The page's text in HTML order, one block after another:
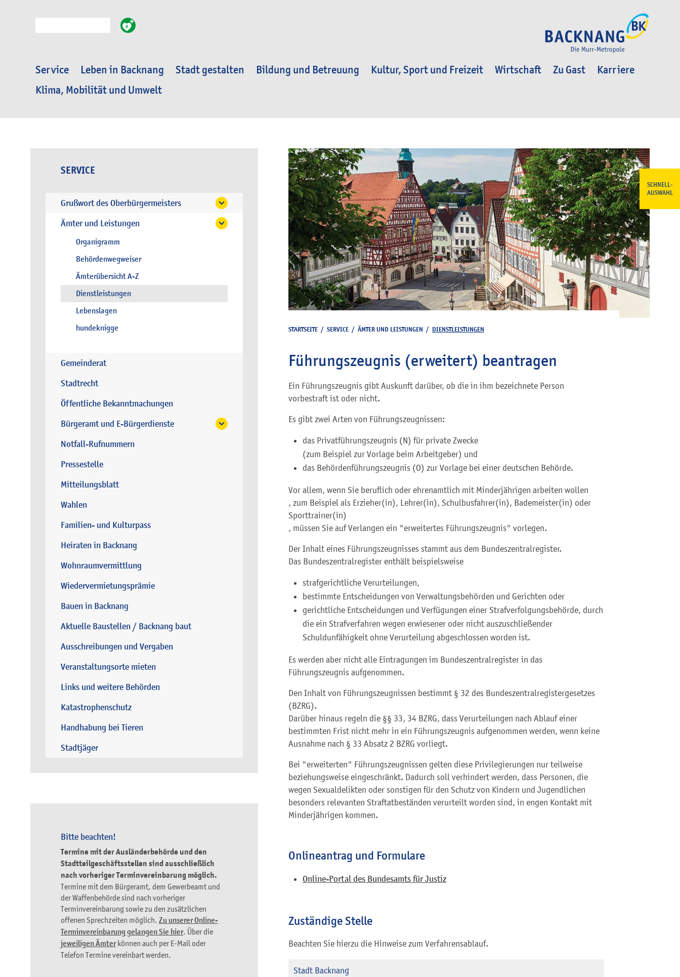
Service Leben in Backnang Stadt gestalten Bildung und Betreuung Kultur, Sport und Freizeit Wirtschaft Zu Gast
Karriere
Klima, Mobilität und Umwelt
SCHNELL-
AUSWAHL
SERVICE
Grußwort des Oberbürgermeisters
Ämter und Leistungen
Organigramm
Behördenwegweiser
Ämterübersicht A-Z
Dienstleistungen
Lebenslagen
hundeknigge
Gemeinderat
Stadtrecht
Öffentliche Bekanntmachungen
Bürgeramt und E-Bürgerdienste
Notfall-Rufnummern
Pressestelle
Mitteilungsblatt
Wahlen
Familien- und Kulturpass
Heiraten in Backnang
Wohnraumvermittlung
Wiedervermietungsprämie
Bauen in Backnang
Aktuelle Baustellen / Backnang baut
Ausschreibungen und Vergaben
Veranstaltungsorte mieten
Links und weitere Behörden
Katastrophenschutz
Handhabung bei Tieren
Stadtjäger
Bitte beachten!
Termine mit der Ausländerbehörde und den
Stadtteilgeschäftsstellen sind ausschließlich
nach vorheriger Terminvereinbarung möglich.
Termine mit dem Bürgeramt, dem Gewerbeamt und
der Waffenbehörde sind nach vorheriger
Terminvereinbarung sowie zu den zusätzlichen
offenen Sprechzeiten möglich. Zu unserer Online-
Terminvereinbarung gelangen Sie hier. Über die
jeweiligen Ämterkönnen auch per E-Mail oder
Telefon Termine vereinbart werden.
STARTSEITE / SERVICE / ÄMTER UND LEISTUNGEN / DIENSTLEISTUNGEN
Führungszeugnis (erweitert) beantragen
Ein Führungszeugnis gibt Auskunft darüber, ob die in ihm bezeichnete Person
vorbestraft ist oder nicht.
Es gibt zwei Arten von Führungszeugnissen:
das Privatführungszeugnis (N) für private Zwecke
(zum Beispiel zur Vorlage beim Arbeitgeber) und
das Behördenführungszeugnis (O) zur Vorlage bei einer deutschen Behörde.
Vor allem, wenn Sie beruflich oder ehrenamtlich mit Minderjährigen arbeiten wollen
, zum Beispiel als Erzieher(in), Lehrer(in), Schulbusfahrer(in), Bademeister(in) oder
Sporttrainer(in)
, müssen Sie auf Verlangen ein "erweitertes Führungszeugnis" vorlegen.
Der Inhalt eines Führungszeugnisses stammt aus dem Bundeszentralregister.
Das Bundeszentralregister enthält beispielsweise
strafgerichtliche Verurteilungen,
bestimmte Entscheidungen von Verwaltungsbehörden und Gerichten oder
gerichtliche Entscheidungen und Verfügungen einer Strafverfolgungsbehörde, durch
die ein Strafverfahren wegen erwiesener oder nicht auszuschließender
Schuldunfähigkeit ohne Verurteilung abgeschlossen worden ist.
Es werden aber nicht alle Eintragungen im Bundeszentralregister in das
Führungszeugnis aufgenommen.
Den Inhalt von Führungszeugnissen bestimmt § 32 des Bundeszentralregistergesetzes
(BZRG).
Darüber hinaus regeln die §§ 33, 34 BZRG, dass Verurteilungen nach Ablauf einer
bestimmten Frist nicht mehr in ein Führungszeugnis aufgenommen werden, wenn keine
Ausnahme nach § 33 Absatz 2 BZRG vorliegt.
Bei "erweiterten" Führungszeugnissen gelten diese Privilegierungen nur teilweise
beziehungsweise eingeschränkt. Dadurch soll verhindert werden, dass Personen, die
wegen Sexualdelikten oder sonstigen für den Schutz von Kindern und Jugendlichen
besonders relevanten Straftatbeständen verurteilt worden sind, in engen Kontakt mit
Minderjährigen kommen.
Onlineantrag und Formulare
Online-Portal des Bundesamts für Justiz
Zuständige Stelle
Beachten Sie hierzu die Hinweise zum Verfahrensablauf.
Stadt Backnang